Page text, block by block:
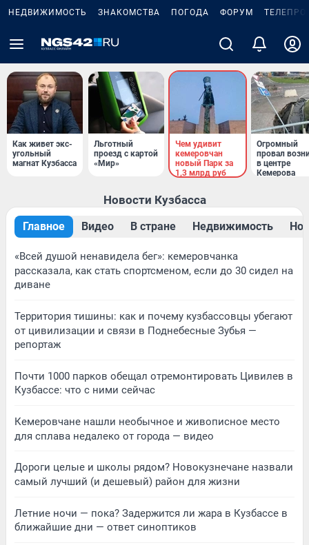
НЕДВИЖИМОСТЬ ЗНАКОМСТВА ПОГОДА ФОРУМ
Как живет экс-
угольный
магнат Кузбасса
Льготный
проезд с картой
«Мир»
Чем удивит
кемеровчан
новый Парк за
1,3 млрд руб
Огромный
провал
в центре
Кемерова
Новости Кузбасса
Главное Видео В стране Недвижимость
«Всей душой ненавидела бег»: кемеровчанка
рассказала, как стать спортсменом, если до 30 сидел на
диване
Территория тишины: как и почему кузбассовцы убегают
от цивилизации и связи в Поднебесные Зубья —
репортаж
Почти 1000 парков обещал отремонтировать Цивилев в
Кузбассе: что с ними сейчас
Кемеровчане нашли необычное и живописное место
для сплава недалеко от города — видео
Дороги целые и школы рядом? Новокузнечане назвали
самый лучший (и дешевый) район для жизни
Летние ночи — пока? Задержится ли жара в Кузбассе в
ближайшие дни — ответ синоптиков